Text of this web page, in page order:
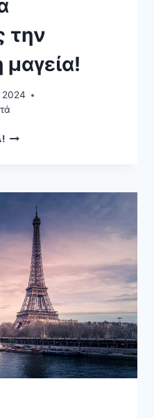
την
μαγεία!
2024
ΛΙΣΑΒΌΝΑ:
ΓΙΑ
ΑΝΑΚΑΛΎΨΕΙΣ
ΤΗΝ
ΠΟΡΤΟΓΑΛΙΚΉ
ΜΑΓΕΊΑ!